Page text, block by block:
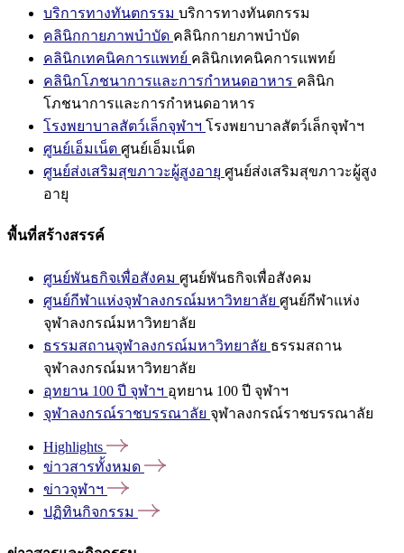
บริการทางทันตกรรม บริการทางทันตกรรม
คลินิกกายภาพบำบัด คลินิกกายภาพบำบัด
คลินิกเทคนิคการแพทย์ คลินิกเทคนิคการแพทย์
คลินิกโภชนาการและการกำหนดอาหาร คลินิก
โภชนาการและการกำหนดอาหาร
โรงพยาบาลสัตว์เล็กจุฬาฯ โรงพยาบาลสัตว์เล็กจุฬาฯ
ศูนย์เอ็มเน็ต ศูนย์เอ็มเน็ต
ศูนย์ส่งเสริมสุขภาวะผู้สูงอายุ ศูนย์ส่งเสริมสุขภาวะผู้สูง
อายุ
พื้นที่สร้างสรรค์
ศูนย์พันธกิจเพื่อสังคม ศูนย์พันธกิจเพื่อสังคม
ศูนย์กีฬาแห่งจุฬาลงกรณ์มหาวิทยาลัย ศูนย์กีฬาแห่ง
จุฬาลงกรณ์มหาวิทยาลัย
ธรรมสถานจุฬาลงกรณ์มหาวิทยาลัย ธรรมสถาน
จุฬาลงกรณ์มหาวิทยาลัย
อุทยาน 100 ปี จุฬาฯ อุทยาน 100 ปี จุฬาฯ
จุฬาลงกรณ์ราชบรรณาลัย จุฬาลงกรณ์ราชบรรณาลัย
Highlights
ข่าวสารทั้งหมด
ข่าวจุฬาฯ
ปฏิทินกิจกรรม